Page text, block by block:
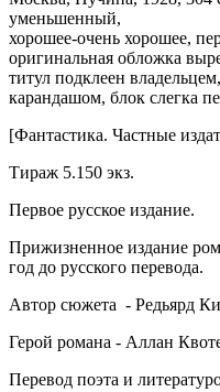
уменьшенный,
хорошее-очень хорошее,
оригинальная обложка
титул подклеен
карандашом, блок слегка
[Фантастика. Частные
Тираж 5.150 экз.
Первое русское издание.
Прижизненное издание
год до русского перевода.
Автор сюжета - Редьярд
Герой романа - Аллан
Перевод поэта и